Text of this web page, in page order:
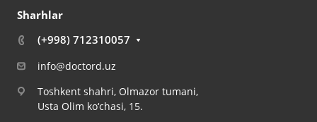
Sharhlar
(+998) 712310057
info@doctord.uz
Toshkent shahri, Olmazor tumani,
Usta Olim ko‘chasi, 15.